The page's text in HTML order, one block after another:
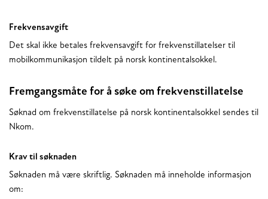
Frekvensavgift
Det skal ikke betales frekvensavgift for frekvenstillatelser til
mobilkommunikasjon tildelt på norsk kontinentalsokkel.
Fremgangsmåte for å søke om frekvenstillatelse
Søknad om frekvenstillatelse på norsk kontinentalsokkel sendes til
Nkom.
Krav til søknaden
Søknaden må være skriftlig. Søknaden må inneholde informasjon
om: